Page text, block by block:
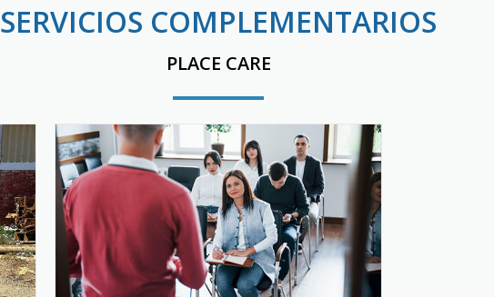
SERVICIOS COMPLEMENTARIOS
PLACE CARE